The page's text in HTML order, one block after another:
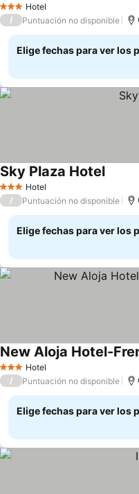
3 Estrellas
Hotel
/ Puntuación no disponible
Elige fechas para ver los
3 Estrellas
Hotel
Sky Plaza HotelVer
/ Puntuación no disponible
Elige fechas para ver los
3 Estrellas
Hotel
New Aloja Hotel-
/ Puntuación no disponible
Elige fechas para ver los